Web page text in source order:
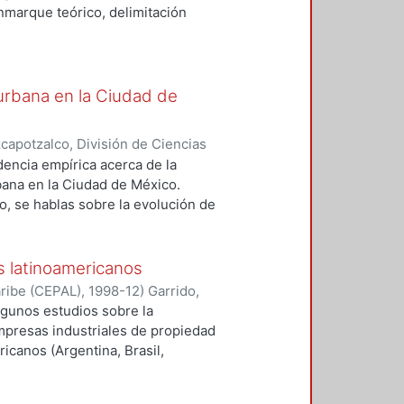
teórico, delimitación
de la Ciudad de México
PALABRAS CLAVE:
and towns -- Growth
en la Ciudad de
División de Ciencias
,2013-12)Ejea Mendoza,
empírica acerca de la
en la Ciudad de México.
se hablas sobre la evolución de
de los datos, en el cuarto,
se expone sobre el
de los datos.
Expansión territorial. Urban
latinoamericanos
(CEPAL), 1998-12) Garrido,
estudios sobre la
industriales de propiedad
(Argentina, Brasil,